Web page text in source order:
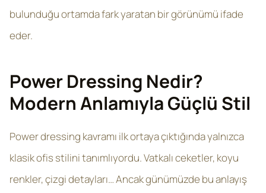
bulunduğu ortamda fark yaratan bir görünümü ifade
eder.
Power Dressing Nedir?
Modern Anlamıyla Güçlü Stil
Power dressing kavramı ilk ortaya çıktığında yalnızca
klasik ofis stilini tanımlıyordu. Vatkalı ceketler, koyu
renkler, çizgi detayları… Ancak günümüzde bu anlayış